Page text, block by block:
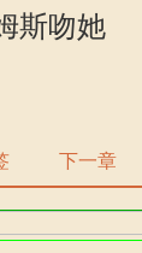
斯吻她
下一章